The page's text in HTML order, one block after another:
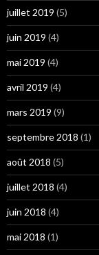
juillet 2019 (5)
juin 2019 (4)
mai 2019 (4)
avril 2019 (4)
mars 2019 (9)
septembre 2018 (1)
août 2018 (5)
juillet 2018 (4)
juin 2018 (4)
mai 2018 (1)